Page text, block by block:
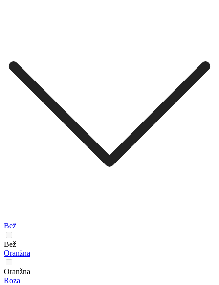
Bež
Bež
Oranžna
Oranžna
Roza